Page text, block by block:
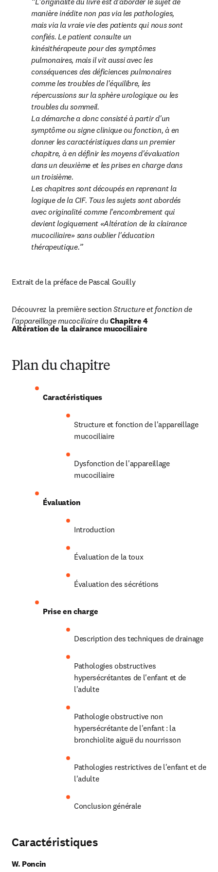
manière inédite non pas via les pathologies,
mais via la vraie vie des patients qui nous sont
confiés. Le patient consulte un
kinésithérapeute pour des symptômes
pulmonaires, mais il vit aussi avec les
conséquences des déficiences pulmonaires
comme les troubles de l'équilibre, les
répercussions sur la sphère urologique ou les
troubles du sommeil.
La démarche a donc consisté à partir d'un
symptôme ou signe clinique ou fonction, à en
donner les caractéristiques dans un premier
chapitre, à en définir les moyens d'évaluation
dans un deuxième et les prises en charge dans
un troisième.
Les chapitres sont découpés en reprenant la
logique de la CIF. Tous les sujets sont abordés
avec originalité comme l'encombrement qui
devient logiquement «Altération de la clairance
mucociliaire» sans oublier l'éducation
thérapeutique.
Extrait de la préface de Pascal Gouilly
Découvrez la première section Structure et fonction de
l'appareillage mucociliaire du Chapitre 4
Altération de la clairance mucociliaire
Plan du chapitre
Caractéristiques
Structure et fonction de l'appareillage
mucociliaire
Dysfonction de l'appareillage
mucociliaire
Évaluation
Introduction
Évaluation de la toux
Évaluation des sécrétions
Prise en charge
Description des techniques de drainage
Pathologies obstructives
hypersécrétantes de l'enfant et de
l'adulte
Pathologie obstructive non
hypersécrétante de l'enfant : la
bronchiolite aiguë du nourrisson
Pathologies restrictives de l'enfant et de
l'adulte
Conclusion générale
Caractéristiques
W. Poncin